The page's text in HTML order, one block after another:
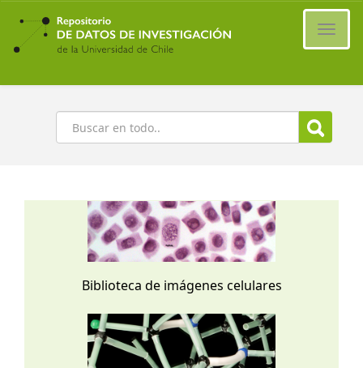
Ir
contenido
principal
Buscar
Biblioteca de imágenes celulares